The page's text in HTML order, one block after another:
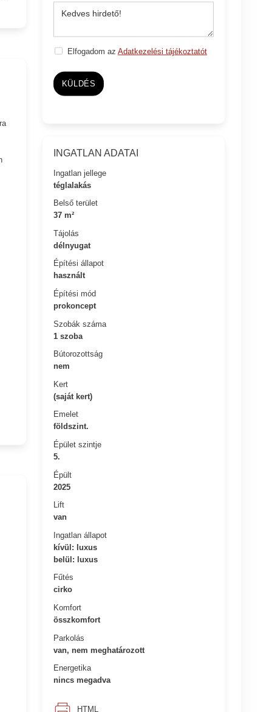
Elfogadom az Adatkezelési tájékoztatót
KÜLDÉS
INGATLAN ADATAI
Ingatlan jellege
téglalakás
Belső terület
37 m²
Tájolás
délnyugat
Építési állapot
használt
Építési mód
prokoncept
Szobák száma
1 szoba
Bútorozottság
nem
Kert
(saját kert)
Emelet
földszint.
Épület szintje
5.
Épült
2025
Lift
van
Ingatlan állapot
kívül: luxus
belül: luxus
Fűtés
cirko
Komfort
összkomfort
Parkolás
van, nem meghatározott
Energetika
nincs megadva
HTML